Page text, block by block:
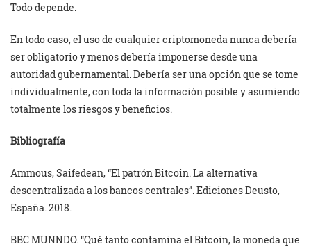
Todo depende.
En todo caso, el uso de cualquier criptomoneda nunca debería
ser obligatorio y menos debería imponerse desde una
autoridad gubernamental. Debería ser una opción que se tome
individualmente, con toda la información posible y asumiendo
totalmente los riesgos y beneficios.
Bibliografía
Ammous, Saifedean, “El patrón Bitcoin. La alternativa
descentralizada a los bancos centrales”. Ediciones Deusto,
España. 2018.
BBC MUNNDO. “Qué tanto contamina el Bitcoin, la moneda que